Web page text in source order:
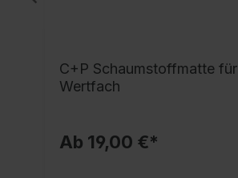
C+P Schaumstoffmatte für
Wertfach
Ab 19,00 €*